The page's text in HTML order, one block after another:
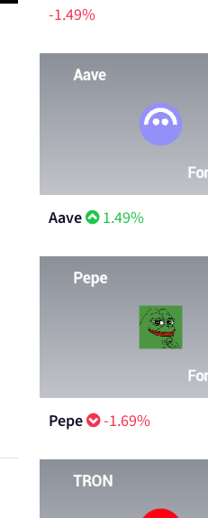
-1.49%
Aave 1.49%
Pepe -1.69%